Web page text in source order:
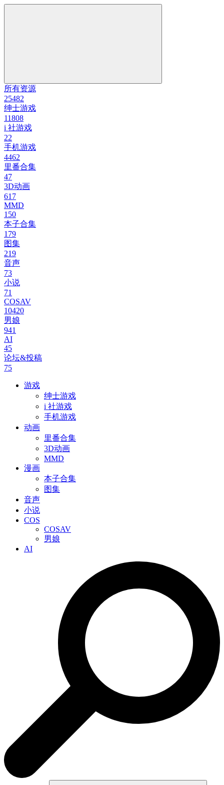
所有资源
25482
绅士游戏
11808
i 社游戏
22
手机游戏
4462
里番合集
47
3D动画
617
MMD
150
本子合集
179
图集
219
音声
73
小说
71
COSAV
10420
男娘
941
AI
45
论坛&投稿
75
游戏
绅士游戏
i 社游戏
手机游戏
动画
里番合集
3D动画
MMD
漫画
本子合集
图集
音声
小说
COS
COSAV
男娘
AI